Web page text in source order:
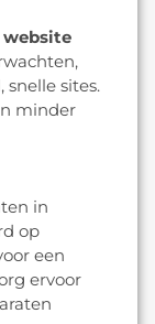
website
snelle sites.
minder
in
op
een
ervoor